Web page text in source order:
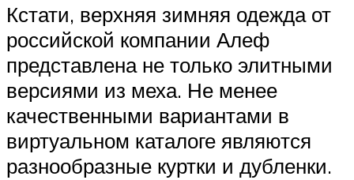
Кстати, верхняя зимняя одежда от
российской компании Алеф
представлена не только элитными
версиями из меха. Не менее
качественными вариантами в
виртуальном каталоге являются
разнообразные куртки и дубленки.